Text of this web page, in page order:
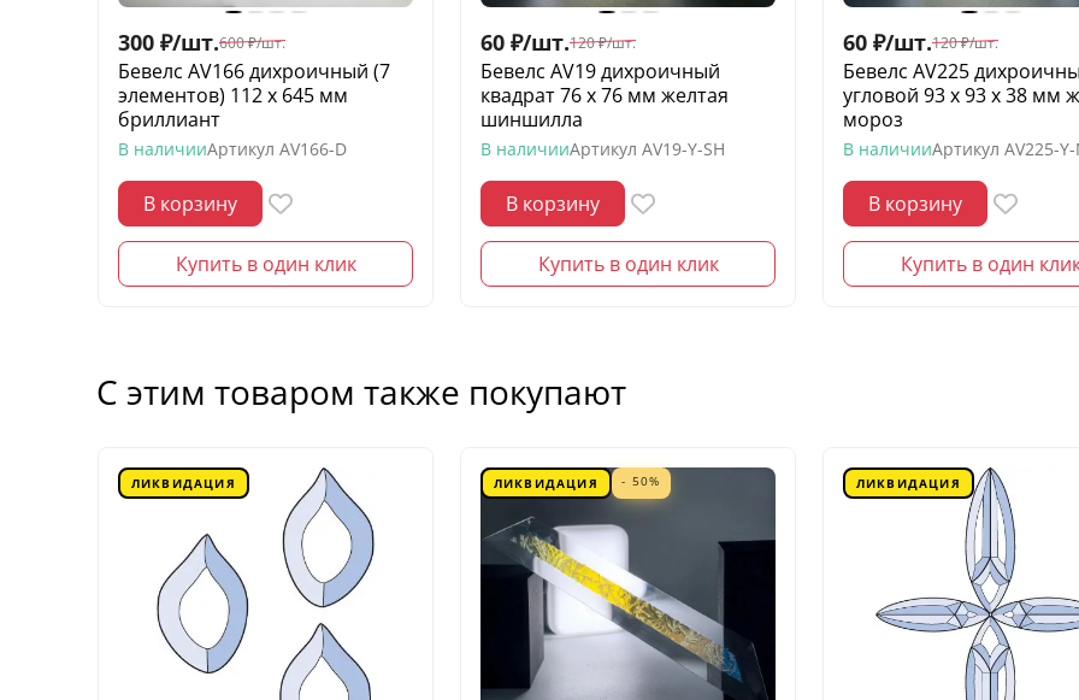
300 ₽/шт.600 ₽/шт.
Бевелс AV166 дихроичный (7
элементов) 112 х 645 мм
бриллиант
В наличииАртикул AV166-D
В корзину
Купить в один клик
60 ₽/шт.120 ₽/шт.
Бевелс AV19 дихроичный
квадрат 76 х 76 мм желтая
шиншилла
В наличииАртикул AV19-Y-SH
В корзину
Купить в один клик
60 ₽/шт.120 ₽/шт.
Бевелс AV225
угловой 93 х 93 х 38 мм
мороз
В наличииАртикул AV225-
В корзину
Купить в один
С этим товаром также покупают
ЛИКВИДАЦИЯ ЛИКВИДАЦИЯ - 50% ЛИКВИДАЦИЯ